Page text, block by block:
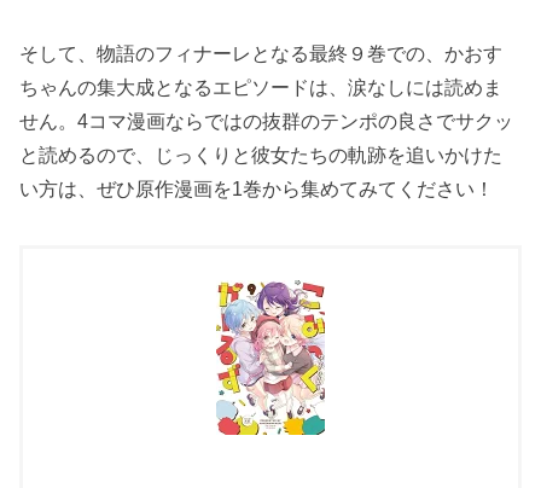
そして、物語のフィナーレとなる最終９巻での、かおす
ちゃんの集大成となるエピソードは、涙なしには読めま
せん。4コマ漫画ならではの抜群のテンポの良さでサクッ
と読めるので、じっくりと彼女たちの軌跡を追いかけた
い方は、ぜひ原作漫画を1巻から集めてみてください！